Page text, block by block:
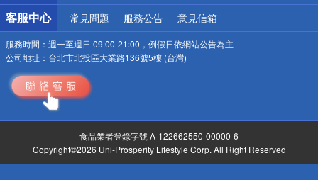
客服中心 常見問題 服務公告 意見信箱
服務時間： 週一至週日 09:00-21:00，例假日依網站公告為主
公司地址： 台北市北投區大業路136號5樓 (台灣)
食品業者登錄字號 A-122662550-00000-6
Copyright©2026 Uni-Prosperity Lifestyle Corp. All Right Reserved